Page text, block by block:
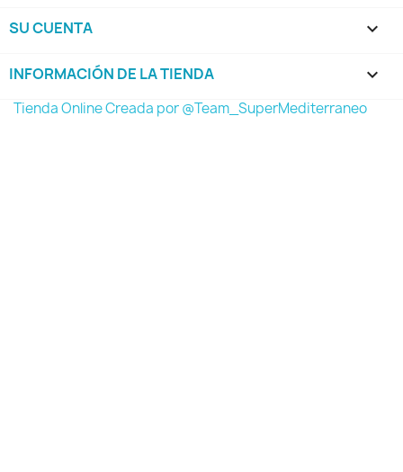
SU CUENTA 
INFORMACIÓN DE LA TIENDA keyboard_arrow_down
Tienda Online Creada por @Team_SuperMediterraneo